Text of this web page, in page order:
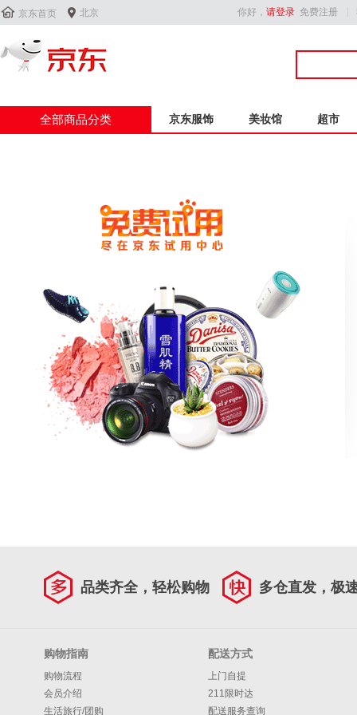
 京东首页  北京 你好， 请登录 免费注册
全部商品分类 京东服饰 美妆馆 超市
品类齐全，轻松购物 多仓直发，极
购物指南
购物流程
会员介绍
生活旅行/团购
配送方式
上门自提
211限时达
配送服务查询